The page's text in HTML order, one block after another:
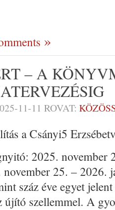
– A
11-11 ROVAT:
a Csányi5
2025. november
25. – 2026.
száz éve egyet
újító szellemmel. A